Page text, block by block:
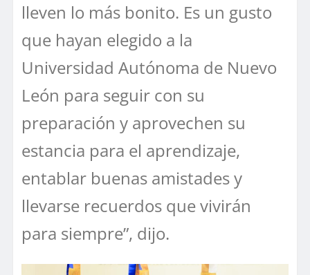
lleven lo más bonito. Es un gusto
que hayan elegido a la
Universidad Autónoma de Nuevo
León para seguir con su
preparación y aprovechen su
estancia para el aprendizaje,
entablar buenas amistades y
llevarse recuerdos que vivirán
para siempre”, dijo.